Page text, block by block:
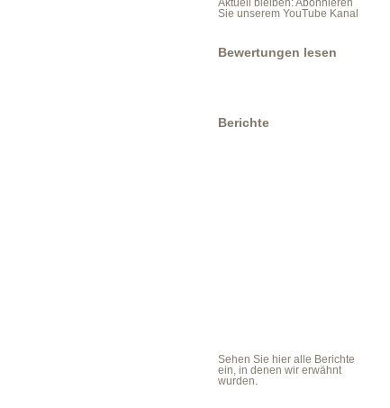
Aktuell bleiben: Abonnieren
Sie unserem YouTube Kanal
Bewertungen lesen
Berichte
Sehen Sie hier alle Berichte
ein, in denen wir erwähnt
wurden.